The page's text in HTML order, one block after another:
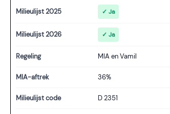
Milieulijst 2025 ✓ Ja
Milieulijst 2026 ✓ Ja
Regeling MIA en Vamil
MIA-aftrek 36%
Milieulijst code D 2351